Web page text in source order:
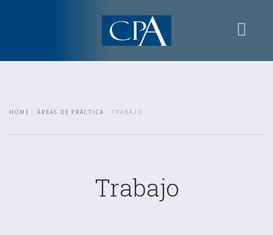
Zona reservada
HOME ÁREAS DE PRÁCTICA TRABAJO
Trabajo